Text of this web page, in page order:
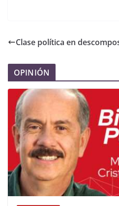
Clase política en
OPINIÓN